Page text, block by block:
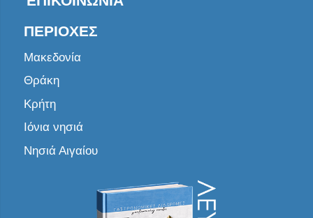
ΠΕΡΙΟΧΈΣ
Μακεδονία
Θράκη
Κρήτη
Ιόνια νησιά
Νησιά Αιγαίου